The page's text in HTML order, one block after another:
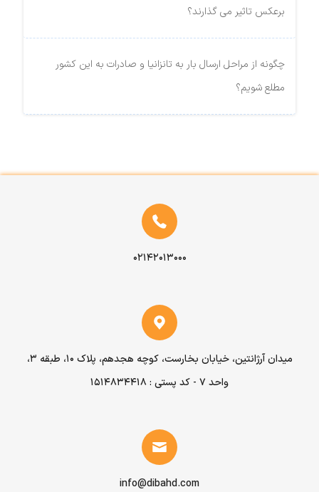
برعکس تاثیر می گذارند؟
چگونه از مراحل ارسال بار به تانزانیا و صادرات به این کشور
مطلع شویم؟
۰۲۱۴۲۰۱۳۰۰۰
میدان آرژانتین، خیابان بخارست، کوچه هجدهم، پلاک ۱۰، طبقه ۳،
واحد ۷ - کد پستی : 1514834418
info@dibahd.com